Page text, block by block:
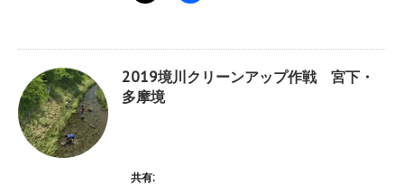
2019境川クリーンアップ作戦 宮下・
多摩境
共有: